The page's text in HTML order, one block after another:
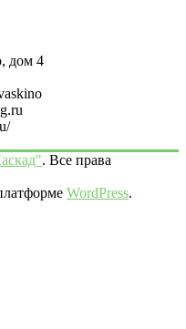
дом 4
. Все права
WordPress.